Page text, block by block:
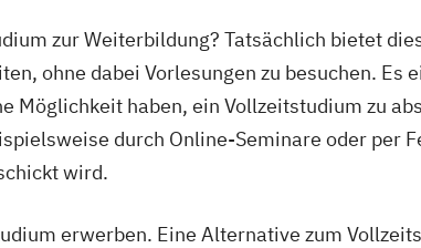
zur Weiterbildung? Tatsächlich bietet
ohne dabei Vorlesungen zu besuchen. Es
Möglichkeit haben, ein Vollzeitstudium zu
durch Online-Seminare oder per
wird.
erwerben. Eine Alternative zum